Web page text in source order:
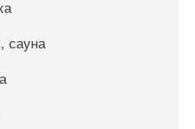
сауна